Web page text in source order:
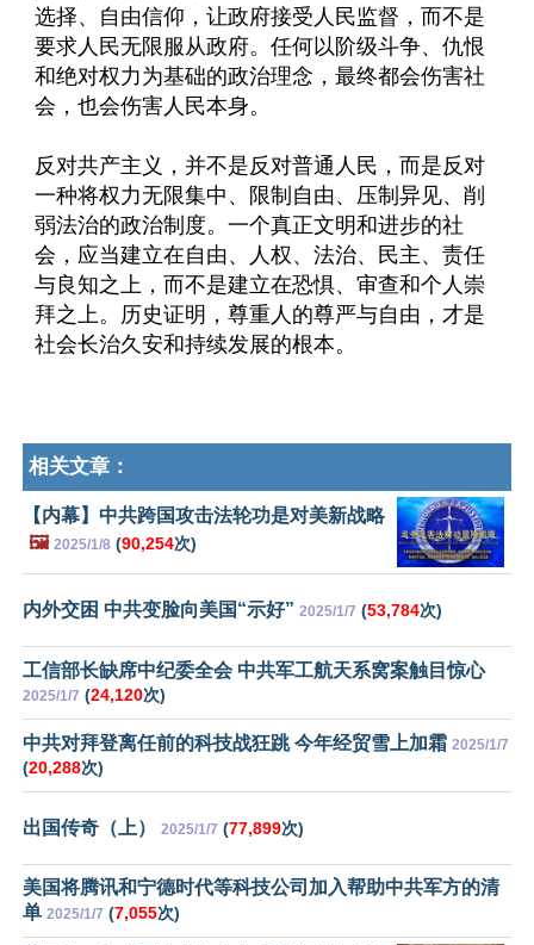
选择、自由信仰，让政府接受人民监督，而不是
要求人民无限服从政府。任何以阶级斗争、仇恨
和绝对权力为基础的政治理念，最终都会伤害社
会，也会伤害人民本身。
反对共产主义，并不是反对普通人民，而是反对
一种将权力无限集中、限制自由、压制异见、削
弱法治的政治制度。一个真正文明和进步的社
会，应当建立在自由、人权、法治、民主、责任
与良知之上，而不是建立在恐惧、审查和个人崇
拜之上。历史证明，尊重人的尊严与自由，才是
社会长治久安和持续发展的根本。
相关文章：
【内幕】中共跨国攻击法轮功是对美新战略
🖼️ 2025/1/8 (90,254次)
内外交困 中共变脸向美国“示好” 2025/1/7 (53,784次)
工信部长缺席中纪委全会 中共军工航天系窝案触目惊心
2025/1/7 (24,120次)
中共对拜登离任前的科技战狂跳 今年经贸雪上加霜 2025/1/7
(20,288次)
出国传奇（上） 2025/1/7 (77,899次)
美国将腾讯和宁德时代等科技公司加入帮助中共军方的清
单 2025/1/7 (7,055次)